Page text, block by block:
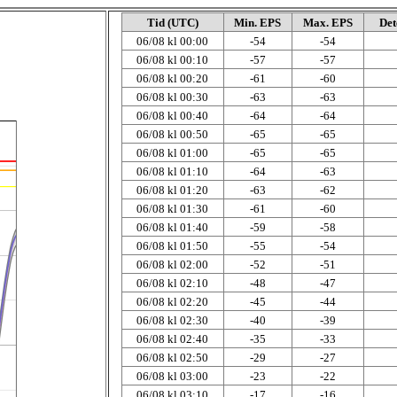
Tid (UTC) Min. EPS Max. EPS
06/08 kl 00:00
-54
-54
06/08 kl 00:10
-57
-57
06/08 kl 00:20
-61
-60
06/08 kl 00:30
-63
-63
06/08 kl 00:40
-64
-64
06/08 kl 00:50
-65
-65
06/08 kl 01:00
-65
-65
06/08 kl 01:10
-64
-63
06/08 kl 01:20
-63
-62
06/08 kl 01:30
-61
-60
06/08 kl 01:40
-59
-58
06/08 kl 01:50
-55
-54
06/08 kl 02:00
-52
-51
06/08 kl 02:10
-48
-47
06/08 kl 02:20
-45
-44
06/08 kl 02:30
-40
-39
06/08 kl 02:40
-35
-33
06/08 kl 02:50
-29
-27
06/08 kl 03:00
-23
-22